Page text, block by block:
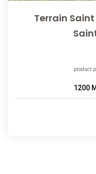
Terrain Saint
1200